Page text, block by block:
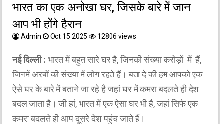
भारत का एक अनोखा घर, जिसके बारे में जान
आप भी होंगे हैरान
Admin Oct 15 2025 12806 views
नई दिल्ली : भारत में बहुत सारे घर है, जिनकी संख्या करोड़ों में हैं,
जिनमें अरबों की संख्या में लोग रहते हैं। बता दे की हम आपको एक
ऐसे घर के बारे में बताने जा रहे है जहां घर में कमरा बदलते ही देश
बदल जाता है। जी हां, भारत में एक ऐसा घर भी है, जहां सिर्फ एक
कमरा बदलते ही आप दूसरे देश पहुंच जाते हैं।